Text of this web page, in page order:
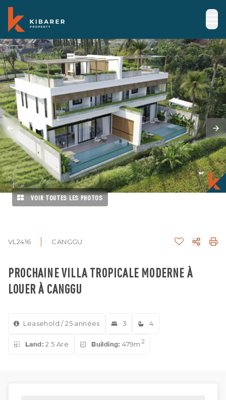
VOIR TOUTES LES PHOTOS
VL2416 CANGGU
PROCHAINE VILLA TROPICALE MODERNE À
LOUER À CANGGU
Leasehold / 25 années 3 4
Land: 2.5 Are Building: 479m 2